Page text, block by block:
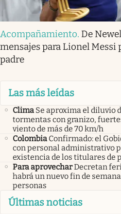
Acompañamiento. De
mensajes para Lionel Messi
padre
Las más leídas
Clima Se aproxima el diluvio
tormentas con granizo,
viento de más de 70 km/h
Colombia Confirmado: el
con personal administrativo
existencia de los titulares de
Para aprovecharDecretan
habrá un nuevo fin de
personas
Últimas noticias